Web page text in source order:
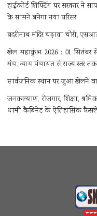
हाईकोर्ट शिफ्टिंग पर सरकार ने
के सामने बनेगा नया परिसर
बदरीनाथ मंदिर चढ़ावा चोरी,
खेल महाकुंभ 2026 : 01 सितंबर से
मंच, न्याय पंचायत से राज्य स्तर तक
सार्वजनिक स्थान पर जुआ खेलने
जनकल्याण, रोजगार, शिक्षा,
धामी कैबिनेट के ऐतिहासिक